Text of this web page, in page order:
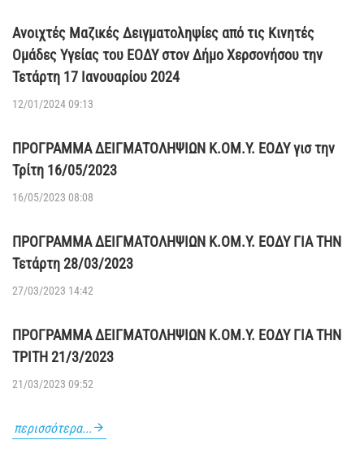
Ανοιχτές Μαζικές Δειγματοληψίες από τις Κινητές
Ομάδες Υγείας του ΕΟΔΥ στον Δήμο Χερσονήσου την
Τετάρτη 17 Ιανουαρίου 2024
12/01/2024 09:13
ΠΡΟΓΡΑΜΜΑ ΔΕΙΓΜΑΤΟΛΗΨΙΩΝ Κ.ΟΜ.Υ. ΕΟΔΥ γισ την
Τρίτη 16/05/2023
16/05/2023 08:08
ΠΡΟΓΡΑΜΜΑ ΔΕΙΓΜΑΤΟΛΗΨΙΩΝ Κ.ΟΜ.Υ. ΕΟΔΥ ΓΙΑ ΤΗΝ
Τετάρτη 28/03/2023
27/03/2023 14:42
ΠΡΟΓΡΑΜΜΑ ΔΕΙΓΜΑΤΟΛΗΨΙΩΝ Κ.ΟΜ.Υ. ΕΟΔΥ ΓΙΑ ΤΗΝ
ΤΡΙΤΗ 21/3/2023
21/03/2023 09:52
περισσότερα...